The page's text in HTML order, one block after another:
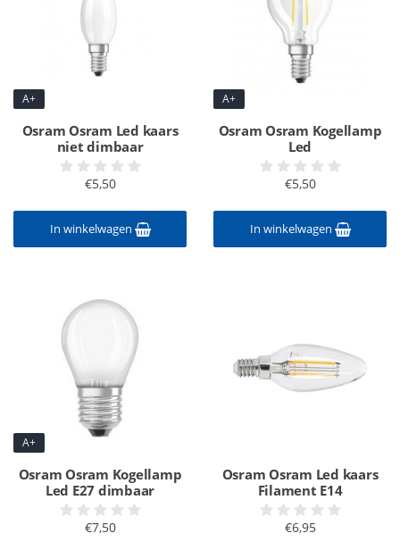
A+
Osram Osram Led kaars
niet dimbaar
€5,50
In winkelwagen
A+
Osram Osram Kogellamp
Led
€5,50
In winkelwagen
A+
Osram Osram Kogellamp
Led E27 dimbaar
€7,50
Osram Osram Led kaars
Filament E14
€6,95